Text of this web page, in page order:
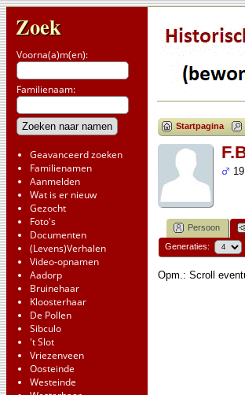
Zoek
Voorna(a)m(en):
Familienaam:
Geavanceerd zoeken
Familienamen
Aanmelden
Wat is er nieuw
Gezocht
Foto's
Documenten
(Levens)Verhalen
Video-opnamen
Aadorp
Bruinehaar
Kloosterhaar
De Pollen
Sibculo
't Slot
Vriezenveen
Oosteinde
Westeinde
Startpagina
Persoon
Generaties:
Opm.: Scroll